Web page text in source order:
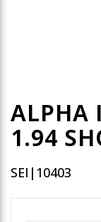
ALPHA
1.94
SEI|10403